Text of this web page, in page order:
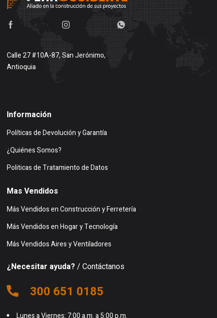
Calle 27 #10A-87, San Jerónimo,
Antioquia
Información
Políticas de Devolución y Garantía
¿Quiénes Somos?
Politicas de Tratamiento de Datos
Mas Vendidos
Más Vendidos en Construcción y Ferretería
Más Vendidos en Hogar y Tecnología
Más Vendidos Aires y Ventiladores
¿Necesitar ayuda? / Contáctanos
300 651 0185
Lunes a Viernes: 7:00 a.m. a 5:00 p.m.